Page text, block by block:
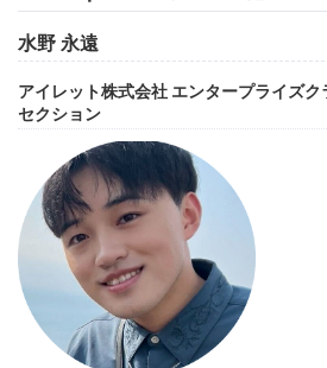
水野 永遠
アイレット株式会社 エンタープライズ
セクション